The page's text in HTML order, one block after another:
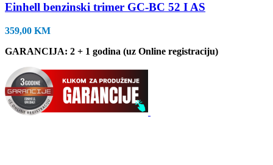
Einhell benzinski trimer GC-BC 52 I AS
359,00 KM
GARANCIJA: 2 + 1 godina (uz Online registraciju)